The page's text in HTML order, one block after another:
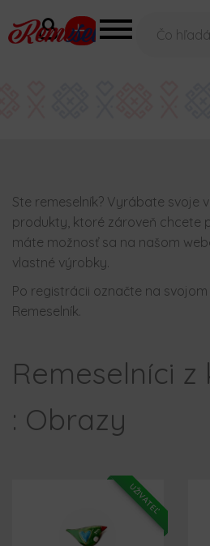
Ste remeselník? Vyrábate svoje
produkty, ktoré zároveň chcete
máte možnosť sa na našom
vlastné výrobky.
Po registrácii označte na
Remeselník.
Remeselníci
: Obrazy
UŽIVATEĽ